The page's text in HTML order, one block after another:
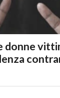
donne